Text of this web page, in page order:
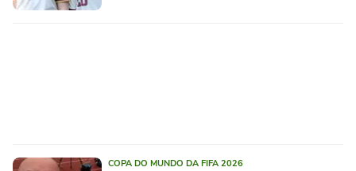
COPA DO MUNDO DA FIFA 2026